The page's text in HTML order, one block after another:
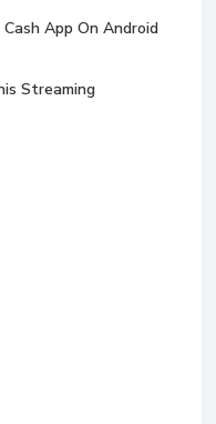
App On Android
Streaming